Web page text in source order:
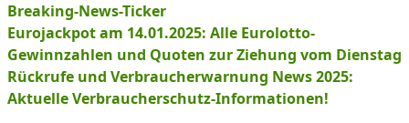
Breaking-News-Ticker
Eurojackpot am 14.01.2025: Alle Eurolotto-
Gewinnzahlen und Quoten zur Ziehung vom Dienstag
Rückrufe und Verbraucherwarnung News 2025:
Aktuelle Verbraucherschutz-Informationen!